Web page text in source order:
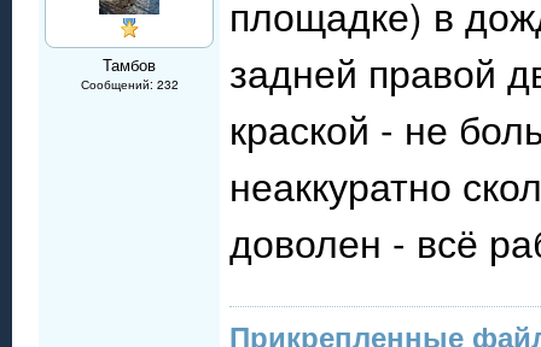
Тамбов
Сообщений: 232
площадке) в
задней правой
краской - не
неаккуратно
доволен - всё
Прикрепленные